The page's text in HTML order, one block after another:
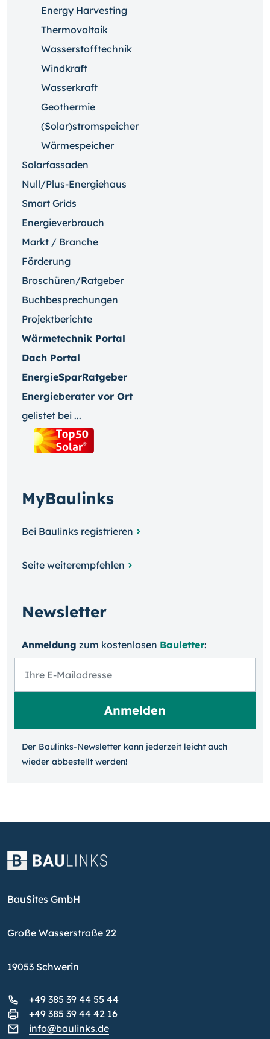
Energy Harvesting
Thermovoltaik
Wasserstofftechnik
Windkraft
Wasserkraft
Geothermie
(Solar)stromspeicher
Wärmespeicher
Solarfassaden
Null/Plus-Energiehaus
Smart Grids
Energieverbrauch
Markt / Branche
Förderung
Broschüren/Ratgeber
Buchbesprechungen
Projektberichte
Wärmetechnik Portal
Dach Portal
EnergieSparRatgeber
Energieberater vor Ort
gelistet bei ...
MyBaulinks
Bei Baulinks registrieren
Seite weiterempfehlen
Newsletter
Anmeldung zum kosten­losen Bauletter:
Der Baulinks-Newsletter kann jeder­zeit leicht auch
wieder ab­bestellt werden!
BauSites GmbH
Große Wasserstraße 22
19053 Schwerin
+49 385 39 44 55 44
+49 385 39 44 42 16
info@baulinks.de